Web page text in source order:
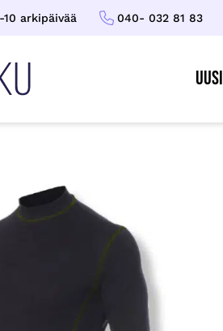
arkipäivää 040- 032 81 83